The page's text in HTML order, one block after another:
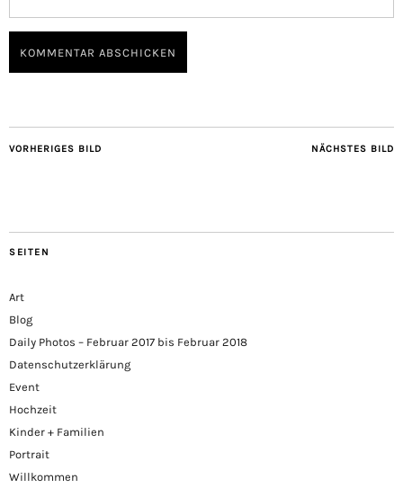
NÄCHSTES BILD
VORHERIGES BILD
SEITEN
Art
Blog
Daily Photos – Februar 2017 bis Februar 2018
Datenschutzerklärung
Event
Hochzeit
Kinder + Familien
Portrait
Willkommen